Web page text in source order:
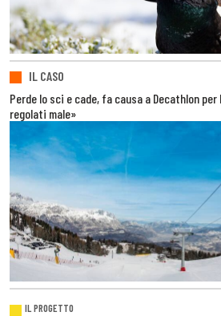
IL CASO
Perde lo sci e cade, fa causa a Decathlon
regolati male»
IL PROGETTO